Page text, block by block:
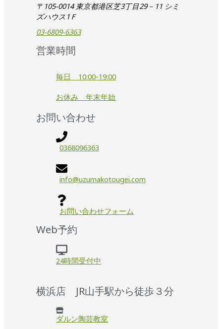
〒105-0014 東京都港区芝3丁目29－11 シミ
ズハウス1Ｆ
03-6809-6363
営業時間
毎日 10:00-19:00
お休み 年末年始
お問い合わせ
0368096363
info@uzumakotougei.com
お問い合わせフォーム
Web予約
24時間受付中
横浜店 JR山手駅から徒歩３分
ダルン陶芸教室